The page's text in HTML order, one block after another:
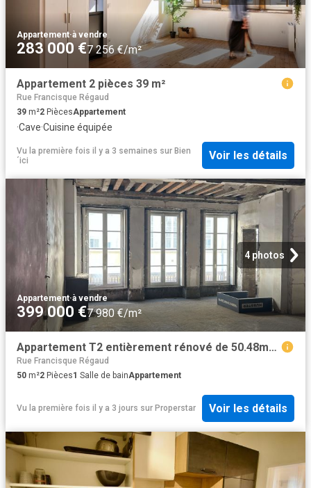
Appartement·à vendre
283 000 €7 256 €/m²
Appartement 2 pièces 39 m²
Rue Francisque Régaud
39 m²2 PiècesAppartement
·Cave·Cuisine équipée
Vu la première fois il y a 3 semaines sur Bien
´ici
Voir les détails
4 photos
Appartement·à vendre
399 000 €7 980 €/m²
Appartement T2 entièrement rénové de 50.48m2 rue Mercière !
Rue Francisque Régaud
50 m²2 Pièces1 Salle de bainAppartement
Vu la première fois il y a 3 jours sur Properstar Voir les détails